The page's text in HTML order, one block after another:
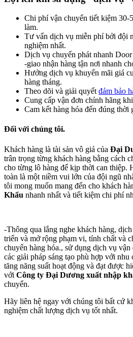
Chi phí vận chuyển tiết kiệm 30-
làm.
Tư vấn dịch vụ miễn phí bởi đội
nghiệm nhất.
Dịch vụ chuyển phát nhanh
-giao nhận hàng tận nơi nhanh
Hưởng dịch vụ khuyến mãi giá
hàng tháng.
Theo dõi và giải quyết đảm bảo
Cung cấp vận đơn chính hãng
Cam kết hàng hóa đến đúng thời
Đối với chúng tôi.
Khách hàng là tài sản vô giá của Đại
trân trọng từng khách hàng bằng cách
cho từng lô hàng để kịp thời can thiệp.
toàn là một niềm vui lớn của đội ngũ
tôi mong muốn mang đến cho khách
Khẩu nhanh nhất và tiết kiệm chi phí
-Thông qua lắng nghe khách hàng,
triển và mở rộng phạm vi, tính chất và
chuyển hàng hóa., sử dụng dịch vụ
các giải pháp sáng tạo phù hợp với nhu
tăng năng suất hoạt động và đạt được
với Công ty Đại Dương xuất nhập
chuyển.
Hãy liên hệ ngay với chúng tôi bất cứ
nghiệm chất lượng dịch vụ tốt nhất.